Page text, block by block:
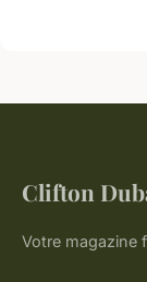
Clifton
Votre magazine